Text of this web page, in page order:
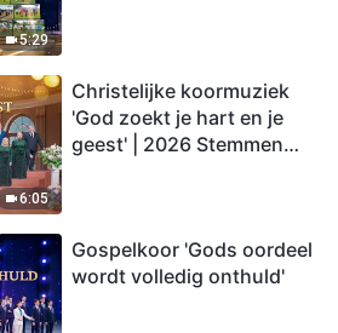
5:29
6:05
Christelijke koormuziek
'God zoekt je hart en je
geest' | 2026 Stemmen
Gospelkoor 'Gods oordeel
wordt volledig onthuld'